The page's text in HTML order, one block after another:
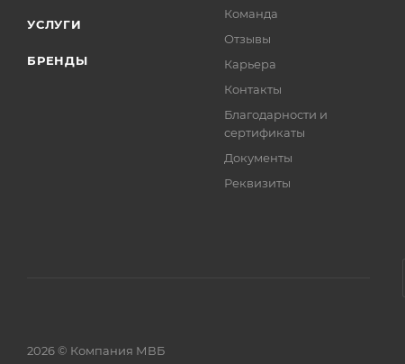
УСЛУГИ
БРЕНДЫ
Команда
Отзывы
Карьера
Контакты
Благодарности и
сертификаты
Документы
Реквизиты
2026 © Компания МВБ